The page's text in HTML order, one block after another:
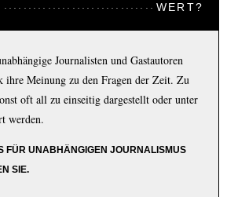
WERT?
Journalisten und Gastautoren
Meinung zu den Fragen der Zeit. Zu
oft all zu einseitig dargestellt oder unter
werden.
FÜR UNABHÄNGIGEN JOURNALISMUS
SIE.